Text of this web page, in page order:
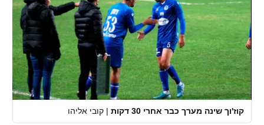
קוז'וך שינה מערך כבר אחרי 30 דקות | קובי אליהו